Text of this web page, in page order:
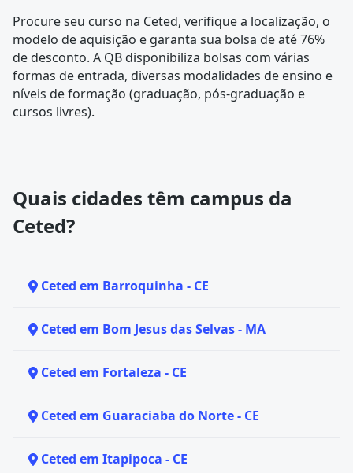
Procure seu curso na Ceted, verifique a localização, o
modelo de aquisição e garanta sua bolsa de até 76%
de desconto. A QB disponibiliza bolsas com várias
formas de entrada, diversas modalidades de ensino e
níveis de formação (graduação, pós-graduação e
cursos livres).
Quais cidades têm campus da
Ceted?
Ceted em Barroquinha - CE
Ceted em Bom Jesus das Selvas - MA
Ceted em Fortaleza - CE
Ceted em Guaraciaba do Norte - CE
Ceted em Itapipoca - CE